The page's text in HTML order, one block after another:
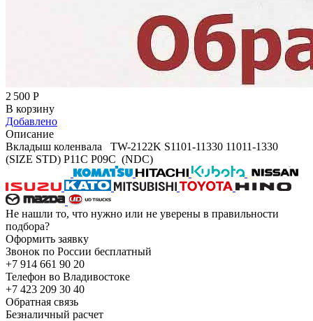
2 500 Р
В корзину
Добавлено
Описание
Вкладыш коленвала TW-2122K S1101-11330 11011-1330
(SIZE STD) P11C P09C (NDC)
Не нашли то, что нужно или не уверены в правильности
подбора?
Оформить заявку
Звонок по России бесплатный
+7 914 661 90 20
Телефон во Владивостоке
+7 423 209 30 40
Обратная связь
Безналичный расчет